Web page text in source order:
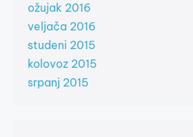
ožujak 2016
veljača 2016
studeni 2015
kolovoz 2015
srpanj 2015